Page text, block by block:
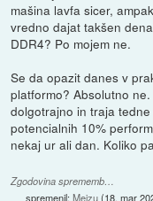
mašina lavfa sicer,
vredno dajat takšen
DDR4? Po mojem ne.
Se da opazit danes v
platformo? Absolutno
dolgotrajno in traja
potencialnih 10%
nekaj ur ali dan. Koliko
Zgodovina sprememb…
spremenil:Meizu(18. mar